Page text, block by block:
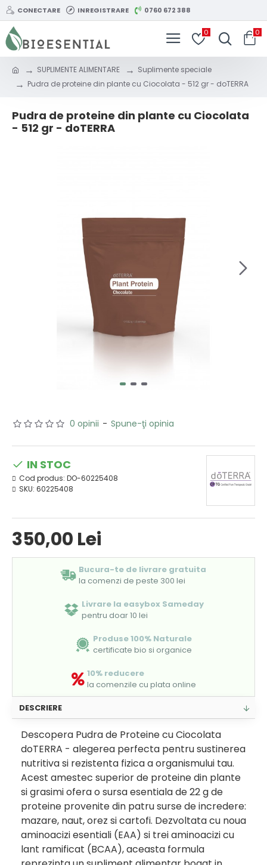
CONECTARE INREGISTRARE 0760 672 388
0 0
SUPLIMENTE ALIMENTARE
Suplimente speciale
Pudra de proteine din plante cu Ciocolata - 512 gr - doTERRA
Pudra de proteine din plante cu Ciocolata
- 512 gr - doTERRA
0 opinii - Spune-ţi opinia
350,00 Lei
IN STOC
Cod produs: DO-60225408
SKU: 60225408
Bucura-te de livrare gratuita
la comenzi de peste 300 lei
Livrare la easybox Sameday
pentru doar 10 lei
Produse 100% Naturale
certificate bio si organice
10% reducere
la comenzile cu plata online
DESCRIERE
Descopera Pudra de Proteine cu Ciocolata
doTERRA - alegerea perfecta pentru sustinerea
nutritiva si rezistenta fizica a organismului tau.
Acest amestec superior de proteine din plante
si grasimi ofera o sursa esentiala de 22 g de
proteine provenite din patru surse de incredere:
mazare, naut, orez si cartofi. Dezvoltata cu noua
aminoacizi esentiali (EAA) si trei aminoacizi cu
lant ramificat (BCAA), aceasta formula